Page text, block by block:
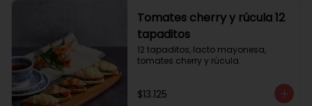
Tomates cherry y rúcula 12
tapaditos
12 tapaditos, lacto mayonesa,
tomates cherry y rúcula.
$13.125